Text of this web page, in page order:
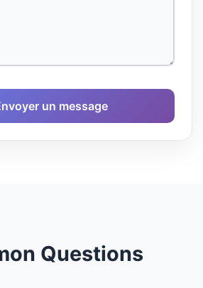
un message
Questions